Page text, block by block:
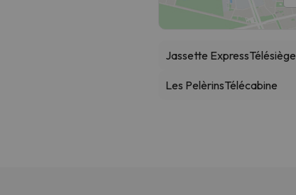
Jassette ExpressTélésiège
Les PelèrinsTélécabine